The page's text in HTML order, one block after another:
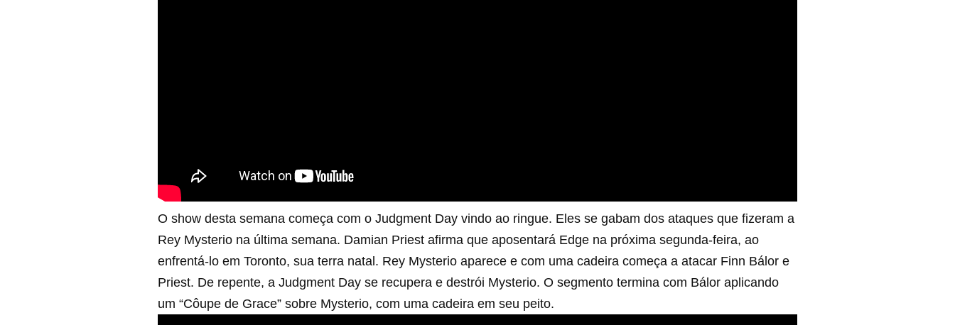
O show desta semana começa com o Judgment Day vindo ao ringue. Eles se gabam dos ataques que fizeram a
Rey Mysterio na última semana. Damian Priest afirma que aposentará Edge na próxima segunda-feira, ao
enfrentá-lo em Toronto, sua terra natal. Rey Mysterio aparece e com uma cadeira começa a atacar Finn Bálor e
Priest. De repente, a Judgment Day se recupera e destrói Mysterio. O segmento termina com Bálor aplicando
um “Côupe de Grace” sobre Mysterio, com uma cadeira em seu peito.